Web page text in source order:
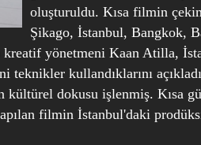
oluşturuldu. Kısa filmin
Şikago, İstanbul, Bangkok,
yönetmeni Kaan Atilla,
teknikler kullandıklarını
dokusu işlenmiş. Kısa
filmin İstanbul'daki